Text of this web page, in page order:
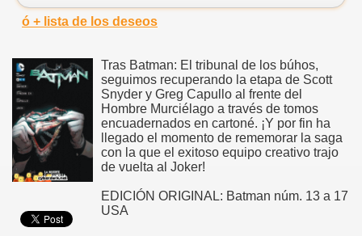
ó + lista de los deseos
Tras Batman: El tribunal de los búhos,
seguimos recuperando la etapa de Scott
Snyder y Greg Capullo al frente del
Hombre Murciélago a través de tomos
encuadernados en cartoné. ¡Y por fin ha
llegado el momento de rememorar la saga
con la que el exitoso equipo creativo trajo
de vuelta al Joker!
EDICIÓN ORIGINAL: Batman núm. 13 a 17
USA